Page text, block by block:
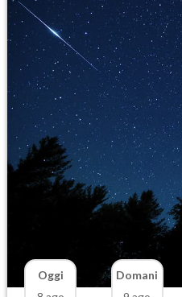
Oggi
Domani